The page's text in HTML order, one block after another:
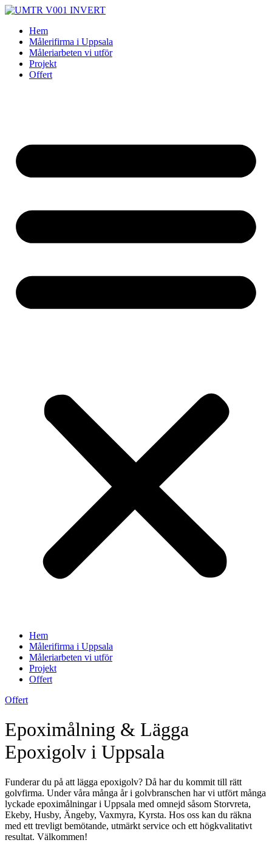
Skip
contentHem
Målerifirma i Uppsala
Måleriarbeten vi utför
Projekt
Offert
Hem
Målerifirma i Uppsala
Måleriarbeten vi utför
Projekt
Offert
Offert
Epoximålning & Lägga
Epoxigolv i Uppsala
Funderar du på att lägga epoxigolv? Då har du kommit till rätt
golvfirma. Under våra många år i golvbranschen har vi utfört många
lyckade epoximålningar i Uppsala med omnejd såsom Storvreta,
Ekeby, Husby, Ängeby, Vaxmyra, Kyrsta. Hos oss kan du räkna
med ett trevligt bemötande, utmärkt service och ett högkvalitativt
resultat. Välkommen!